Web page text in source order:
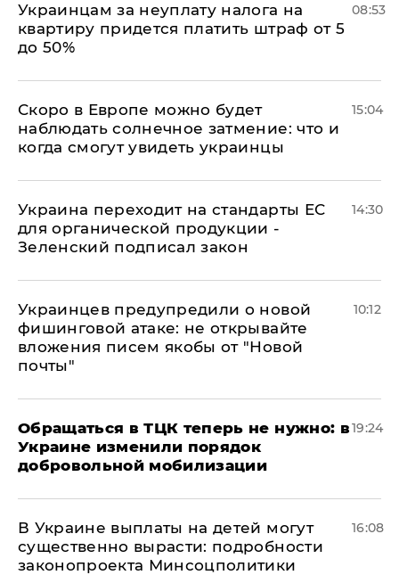
Украинцам за неуплату налога на
квартиру придется платить штраф от 5
до 50%
08:53
Скоро в Европе можно будет
наблюдать солнечное затмение: что и
когда смогут увидеть украинцы
15:04
Украина переходит на стандарты ЕС
для органической продукции -
Зеленский подписал закон
14:30
Украинцев предупредили о новой
фишинговой атаке: не открывайте
вложения писем якобы от "Новой
почты"
10:12
Обращаться в ТЦК теперь не нужно: в
Украине изменили порядок
добровольной мобилизации
19:24
В Украине выплаты на детей могут
существенно вырасти: подробности
законопроекта Минсоцполитики
16:08